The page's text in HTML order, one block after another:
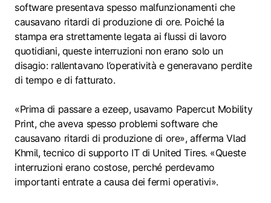
software presentava spesso malfunzionamenti che
causavano ritardi di produzione di ore. Poiché la
stampa era strettamente legata ai flussi di lavoro
quotidiani, queste interruzioni non erano solo un
disagio: rallentavano l’operatività e generavano perdite
di tempo e di fatturato.
«Prima di passare a ezeep, usavamo Papercut Mobility
Print, che aveva spesso problemi software che
causavano ritardi di produzione di ore», afferma Vlad
Khmil, tecnico di supporto IT di United Tires. «Queste
interruzioni erano costose, perché perdevamo
importanti entrate a causa dei fermi operativi».